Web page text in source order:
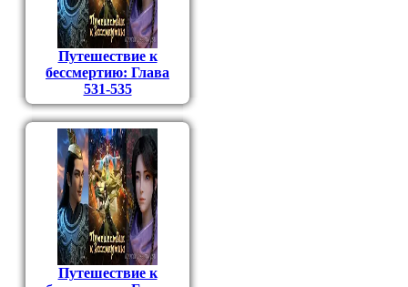
Путешествие к
бессмертию: Глава
531-535
Путешествие к